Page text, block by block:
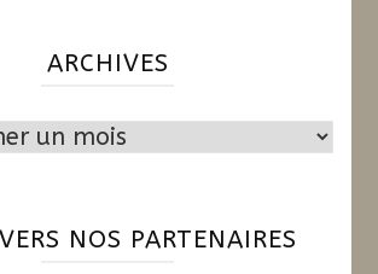
ARCHIVES
NOS PARTENAIRES